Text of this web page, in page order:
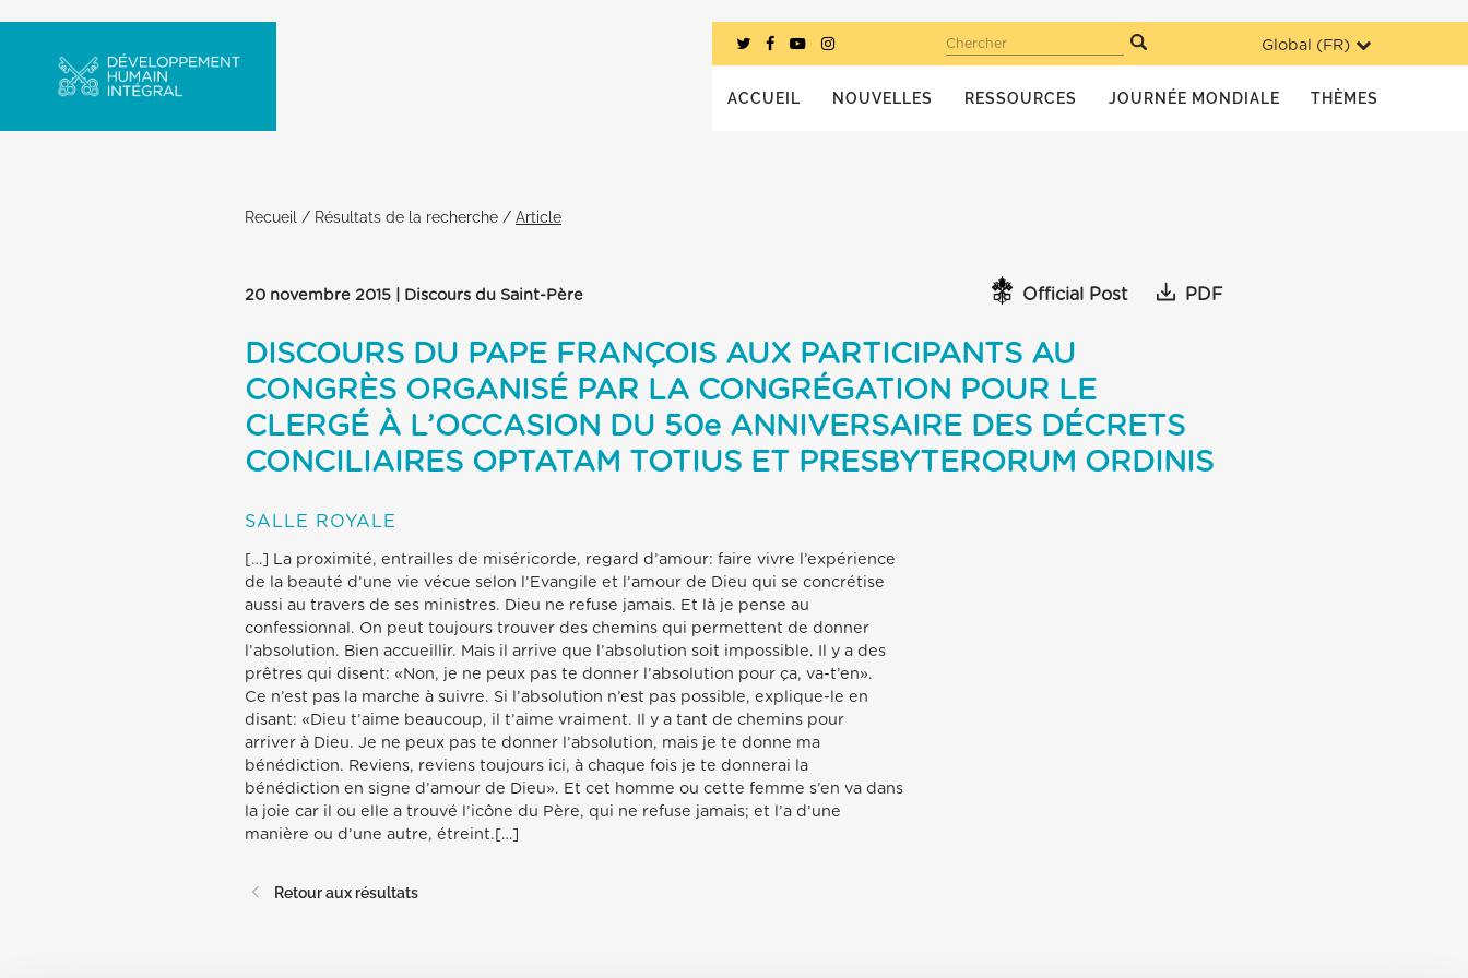
Global (FR)
Chercher
ACCUEIL NOUVELLES RESSOURCES JOURNÉE MONDIALE THÈMES
Recueil / Résultats de la recherche / Article
20 novembre 2015 | Discours du Saint-Père Official Post PDF
DISCOURS DU PAPE FRANÇOIS AUX PARTICIPANTS AU
CONGRÈS ORGANISÉ PAR LA CONGRÉGATION POUR LE
CLERGÉ À L’OCCASION DU 50e ANNIVERSAIRE DES DÉCRETS
CONCILIAIRES OPTATAM TOTIUS ET PRESBYTERORUM ORDINIS
SALLE ROYALE
[…] La proximité, entrailles de miséricorde, regard d’amour: faire vivre l’expérience
de la beauté d’une vie vécue selon l’Evangile et l’amour de Dieu qui se concrétise
aussi au travers de ses ministres. Dieu ne refuse jamais. Et là je pense au
confessionnal. On peut toujours trouver des chemins qui permettent de donner
l’absolution. Bien accueillir. Mais il arrive que l’absolution soit impossible. Il y a des
prêtres qui disent: «Non, je ne peux pas te donner l’absolution pour ça, va-t’en».
Ce n’est pas la marche à suivre. Si l’absolution n’est pas possible, explique-le en
disant: «Dieu t’aime beaucoup, il t’aime vraiment. Il y a tant de chemins pour
arriver à Dieu. Je ne peux pas te donner l’absolution, mais je te donne ma
bénédiction. Reviens, reviens toujours ici, à chaque fois je te donnerai la
bénédiction en signe d’amour de Dieu». Et cet homme ou cette femme s’en va dans
la joie car il ou elle a trouvé l’icône du Père, qui ne refuse jamais; et l’a d’une
manière ou d’une autre, étreint.[…]
Retour aux résultats